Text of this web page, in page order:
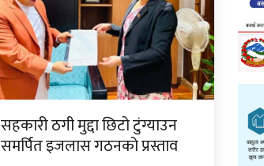
सहकारी ठगी मुद्दा छिटो टुंग्याउन
समर्पित इजलास गठनको प्रस्ताव